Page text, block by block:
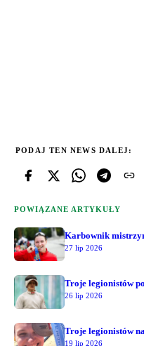
PODAJ TEN NEWS DALEJ:
POWIĄZANE ARTYKUŁY
Karbownik
27 lip 2026
Troje legionistów
26 lip 2026
Troje legionistów
19 lip 2026